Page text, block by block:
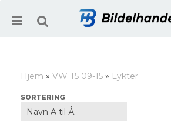
Hjem » VW T5 09-15 » Lykter
SORTERING